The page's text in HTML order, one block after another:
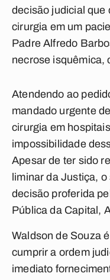
decisão judicial que
cirurgia em um
Padre Alfredo
necrose isquêmica,
Atendendo ao
mandado urgente
cirurgia em
impossibilidade
Apesar de ter sido
liminar da Justiça,
decisão proferida
Pública da Capital,
Waldson de Souza
cumprir a ordem
imediato